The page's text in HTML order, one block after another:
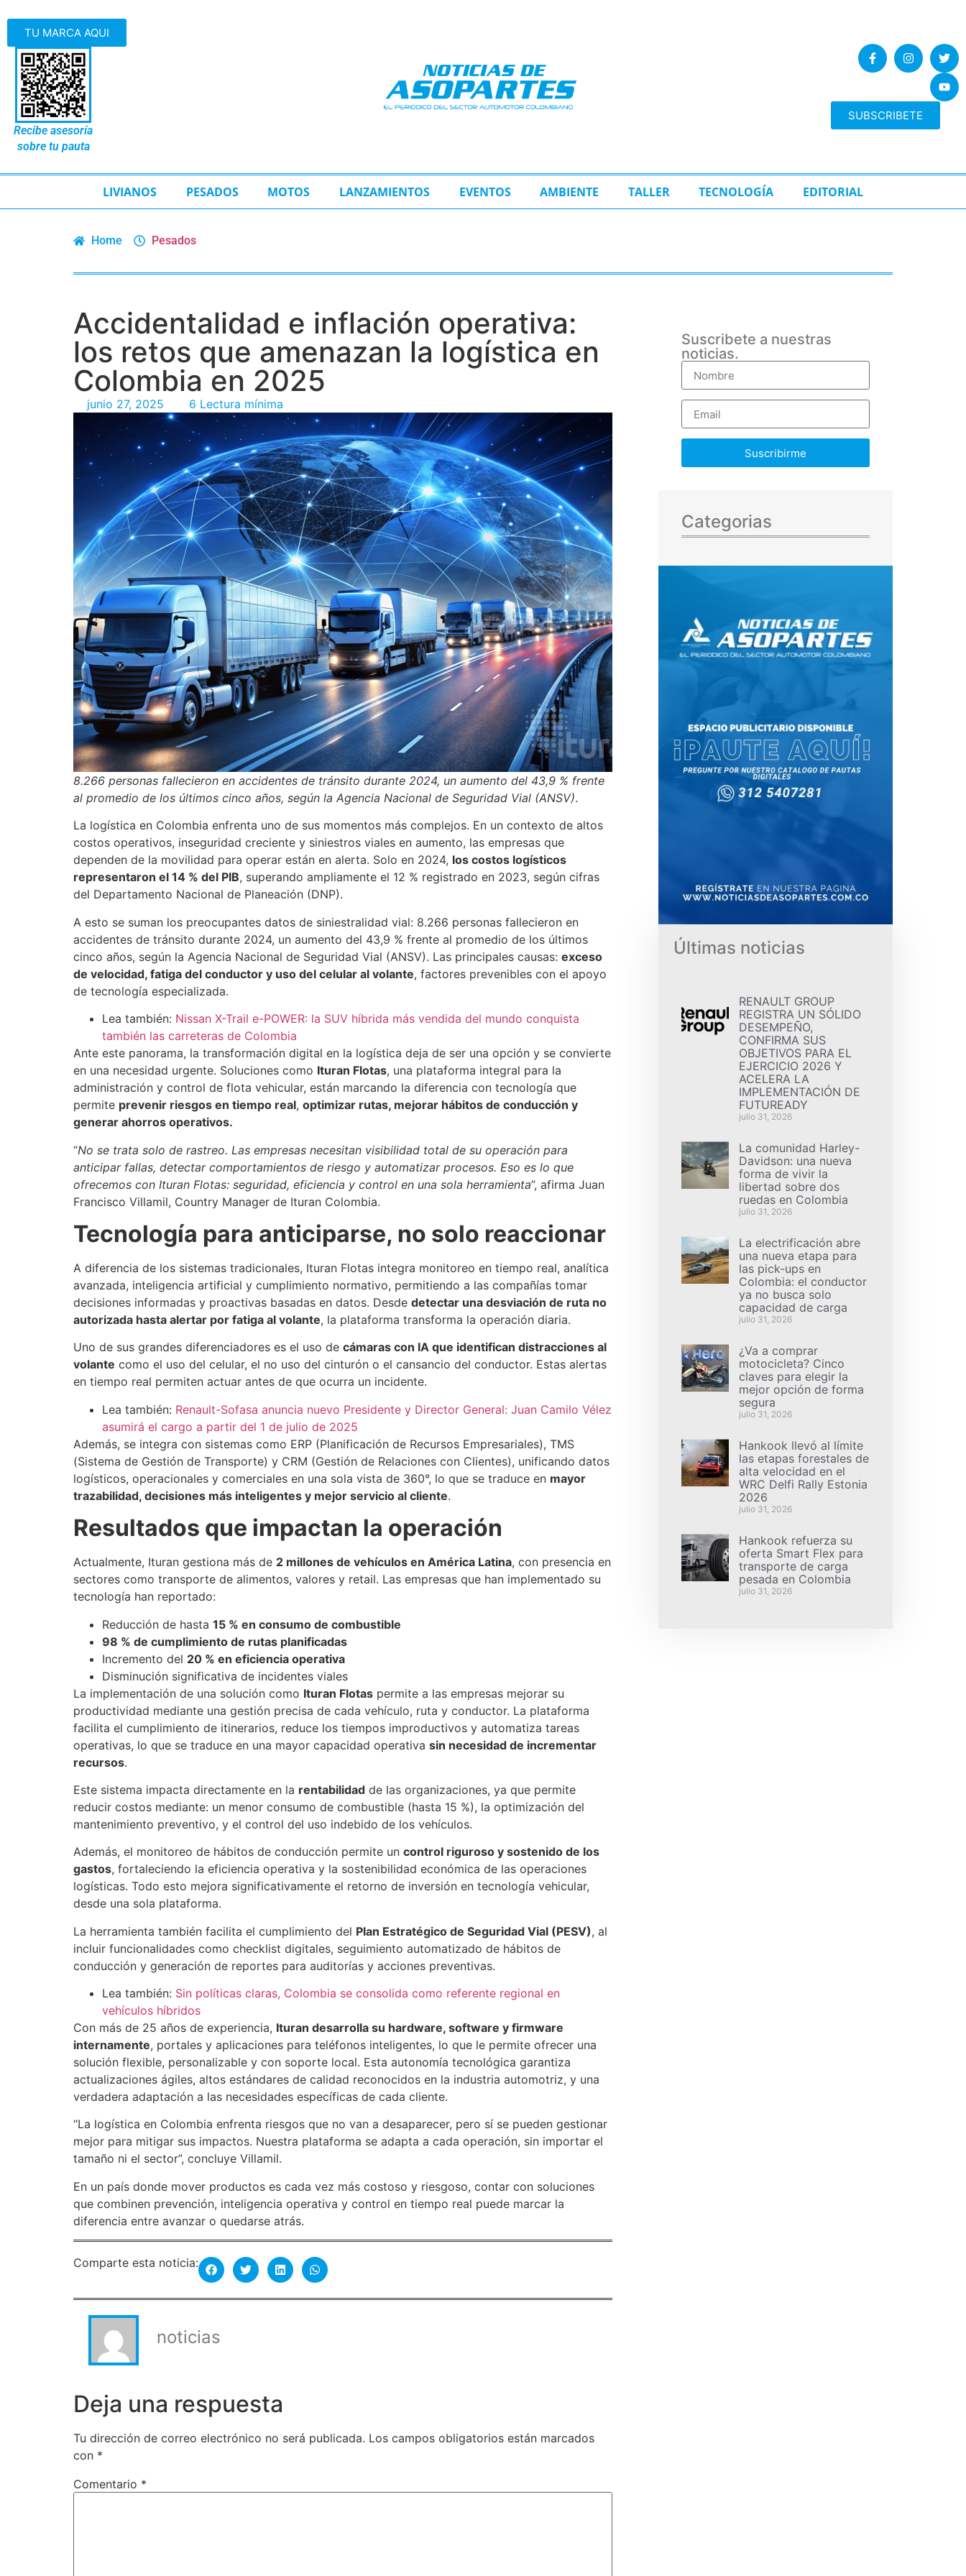
TU MARCA AQUI
Recibe asesoría
sobre tu pauta
SUBSCRIBETE
LIVIANOS PESADOS MOTOS LANZAMIENTOS EVENTOS AMBIENTE TALLER TECNOLOGÍA EDITORIAL
Home Pesados
Accidentalidad e inflación operativa:
los retos que amenazan la logística en
Colombia en 2025
junio 27, 2025 6 Lectura mínima
8.266 personas fallecieron en accidentes de tránsito durante 2024, un aumento del 43,9 % frente
al promedio de los últimos cinco años, según la Agencia Nacional de Seguridad Vial (ANSV).
La logística en Colombia enfrenta uno de sus momentos más complejos. En un contexto de altos
costos operativos, inseguridad creciente y siniestros viales en aumento, las empresas que
dependen de la movilidad para operar están en alerta. Solo en 2024, los costos logísticos
representaron el 14 % del PIB, superando ampliamente el 12 % registrado en 2023, según cifras
del Departamento Nacional de Planeación (DNP).
A esto se suman los preocupantes datos de siniestralidad vial: 8.266 personas fallecieron en
accidentes de tránsito durante 2024, un aumento del 43,9 % frente al promedio de los últimos
cinco años, según la Agencia Nacional de Seguridad Vial (ANSV). Las principales causas: exceso
de velocidad, fatiga del conductor y uso del celular al volante, factores prevenibles con el apoyo
de tecnología especializada.
Lea también: Nissan X-Trail e-POWER: la SUV híbrida más vendida del mundo conquista
también las carreteras de Colombia
Ante este panorama, la transformación digital en la logística deja de ser una opción y se convierte
en una necesidad urgente. Soluciones como Ituran Flotas, una plataforma integral para la
administración y control de flota vehicular, están marcando la diferencia con tecnología que
permite prevenir riesgos en tiempo real, optimizar rutas, mejorar hábitos de conducción y
generar ahorros operativos.
“No se trata solo de rastreo. Las empresas necesitan visibilidad total de su operación para
anticipar fallas, detectar comportamientos de riesgo y automatizar procesos. Eso es lo que
ofrecemos con Ituran Flotas: seguridad, eficiencia y control en una sola herramienta”, afirma Juan
Francisco Villamil, Country Manager de Ituran Colombia.
Tecnología para anticiparse, no solo reaccionar
A diferencia de los sistemas tradicionales, Ituran Flotas integra monitoreo en tiempo real, analítica
avanzada, inteligencia artificial y cumplimiento normativo, permitiendo a las compañías tomar
decisiones informadas y proactivas basadas en datos. Desde detectar una desviación de ruta no
autorizada hasta alertar por fatiga al volante, la plataforma transforma la operación diaria.
Uno de sus grandes diferenciadores es el uso de cámaras con IA que identifican distracciones al
volante como el uso del celular, el no uso del cinturón o el cansancio del conductor. Estas alertas
en tiempo real permiten actuar antes de que ocurra un incidente.
Lea también: Renault-Sofasa anuncia nuevo Presidente y Director General: Juan Camilo Vélez
asumirá el cargo a partir del 1 de julio de 2025
Además, se integra con sistemas como ERP (Planificación de Recursos Empresariales), TMS
(Sistema de Gestión de Transporte) y CRM (Gestión de Relaciones con Clientes), unificando datos
logísticos, operacionales y comerciales en una sola vista de 360°, lo que se traduce en mayor
trazabilidad, decisiones más inteligentes y mejor servicio al cliente.
Resultados que impactan la operación
Actualmente, Ituran gestiona más de 2 millones de vehículos en América Latina, con presencia en
sectores como transporte de alimentos, valores y retail. Las empresas que han implementado su
tecnología han reportado:
Reducción de hasta 15 % en consumo de combustible
98 % de cumplimiento de rutas planificadas
Incremento del 20 % en eficiencia operativa
Disminución significativa de incidentes viales
La implementación de una solución como Ituran Flotas permite a las empresas mejorar su
productividad mediante una gestión precisa de cada vehículo, ruta y conductor. La plataforma
facilita el cumplimiento de itinerarios, reduce los tiempos improductivos y automatiza tareas
operativas, lo que se traduce en una mayor capacidad operativa sin necesidad de incrementar
recursos.
Este sistema impacta directamente en la rentabilidad de las organizaciones, ya que permite
reducir costos mediante: un menor consumo de combustible (hasta 15 %), la optimización del
mantenimiento preventivo, y el control del uso indebido de los vehículos.
Además, el monitoreo de hábitos de conducción permite un control riguroso y sostenido de los
gastos, fortaleciendo la eficiencia operativa y la sostenibilidad económica de las operaciones
logísticas. Todo esto mejora significativamente el retorno de inversión en tecnología vehicular,
desde una sola plataforma.
La herramienta también facilita el cumplimiento del Plan Estratégico de Seguridad Vial (PESV), al
incluir funcionalidades como checklist digitales, seguimiento automatizado de hábitos de
conducción y generación de reportes para auditorías y acciones preventivas.
Lea también: Sin políticas claras, Colombia se consolida como referente regional en
vehículos híbridos
Con más de 25 años de experiencia, Ituran desarrolla su hardware, software y firmware
internamente, portales y aplicaciones para teléfonos inteligentes, lo que le permite ofrecer una
solución flexible, personalizable y con soporte local. Esta autonomía tecnológica garantiza
actualizaciones ágiles, altos estándares de calidad reconocidos en la industria automotriz, y una
verdadera adaptación a las necesidades específicas de cada cliente.
“La logística en Colombia enfrenta riesgos que no van a desaparecer, pero sí se pueden gestionar
mejor para mitigar sus impactos. Nuestra plataforma se adapta a cada operación, sin importar el
tamaño ni el sector”, concluye Villamil.
En un país donde mover productos es cada vez más costoso y riesgoso, contar con soluciones
que combinen prevención, inteligencia operativa y control en tiempo real puede marcar la
diferencia entre avanzar o quedarse atrás.
Comparte esta noticia:
noticias
Deja una respuesta
Tu dirección de correo electrónico no será publicada. Los campos obligatorios están marcados
con *
Comentario *
Suscribete a nuestras
noticias.
Suscribirme
Categorias
Últimas noticias
RENAULT GROUP
REGISTRA UN SÓLIDO
DESEMPEÑO,
CONFIRMA SUS
OBJETIVOS PARA EL
EJERCICIO 2026 Y
ACELERA LA
IMPLEMENTACIÓN DE
FUTUREADY
julio 31, 2026
La comunidad Harley-
Davidson: una nueva
forma de vivir la
libertad sobre dos
ruedas en Colombia
julio 31, 2026
La electrificación abre
una nueva etapa para
las pick-ups en
Colombia: el conductor
ya no busca solo
capacidad de carga
julio 31, 2026
¿Va a comprar
motocicleta? Cinco
claves para elegir la
mejor opción de forma
segura
julio 31, 2026
Hankook llevó al límite
las etapas forestales de
alta velocidad en el
WRC Delfi Rally Estonia
2026
julio 31, 2026
Hankook refuerza su
oferta Smart Flex para
transporte de carga
pesada en Colombia
julio 31, 2026